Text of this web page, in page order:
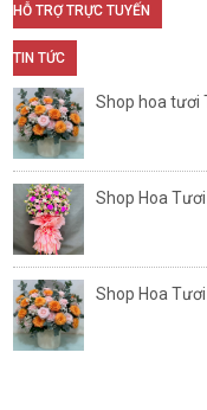
HỖ TRỢ TRỰC TUYẾN
TIN TỨC
Shop hoa tươi
Shop Hoa
Shop Hoa Tươi